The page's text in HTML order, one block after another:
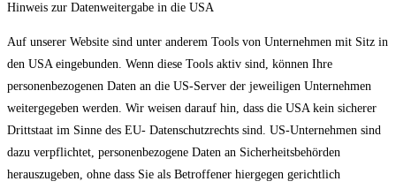
Hinweis zur Datenweitergabe in die USA
Auf unserer Website sind unter anderem Tools von Unternehmen mit Sitz in
den USA eingebunden. Wenn diese Tools aktiv sind, können Ihre
personenbezogenen Daten an die US-Server der jeweiligen Unternehmen
weitergegeben werden. Wir weisen darauf hin, dass die USA kein sicherer
Drittstaat im Sinne des EU- Datenschutzrechts sind. US-Unternehmen sind
dazu verpflichtet, personenbezogene Daten an Sicherheitsbehörden
herauszugeben, ohne dass Sie als Betroffener hiergegen gerichtlich